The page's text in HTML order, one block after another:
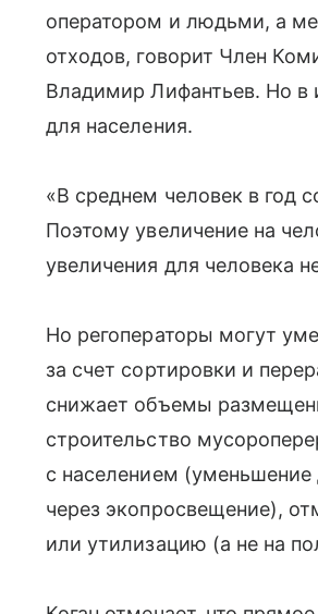
оператором и людьми, а
отходов, говорит Член
Владимир Лифантьев. Но в
для населения.
«В среднем человек в год
Поэтому увеличение на
увеличения для человека
Но регоператоры могут
за счет сортировки и
снижает объемы
строительство
с населением
через экопросвещение),
или утилизацию (а не на